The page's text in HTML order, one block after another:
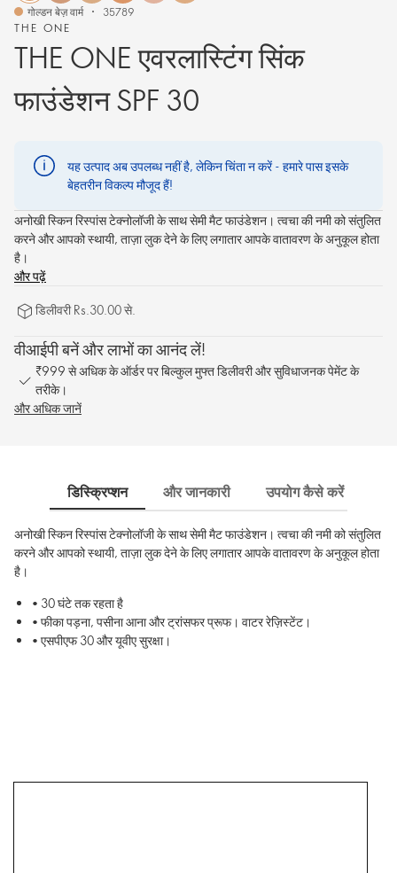
THE ONE
THE ONE एवरलास्टिंग सिंक
फाउंडेशन SPF 30
गोल्डन बेज़ वार्म 35789
यह उत्पाद अब उपलब्ध नहीं है, लेकिन चिंता न करें - हमारे पास इसके
बेहतरीन विकल्प मौजूद हैं!
अनोखी स्किन रिस्पांस टेक्नोलॉजी के साथ सेमी मैट फाउंडेशन। त्वचा की नमी को संतुलित
करने और आपको स्थायी, ताज़ा लुक देने के लिए लगातार आपके वातावरण के अनुकूल होता
है।
और पढ़ें
डिलीवरी Rs.30.00 से.
वीआईपी बनें और लाभों का आनंद लें!
₹999 से अधिक के ऑर्डर पर बिल्कुल मुफ्त डिलीवरी और सुविधाजनक पेमेंट के
तरीके।
और अधिक जानें
डिस्क्रिप्शन और जानकारी उपयोग कैसे करें
अनोखी स्किन रिस्पांस टेक्नोलॉजी के साथ सेमी मैट फाउंडेशन। त्वचा की नमी को संतुलित
करने और आपको स्थायी, ताज़ा लुक देने के लिए लगातार आपके वातावरण के अनुकूल होता
है।
• 30 घंटे तक रहता है
• फीका पड़ना, पसीना आना और ट्रांसफर प्रूफ। वाटर रेज़िस्टेंट।
• एसपीएफ 30 और यूवीए सुरक्षा।